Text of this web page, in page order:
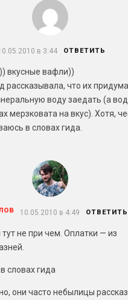
в 3:44 ОТВЕТИТЬ
вкусные вафли))
рассказывала, что их
воду заедать (а
мерзковата на вкус). Хотя,
в словах гида.
10.05.2010 в 4:49 ОТВЕТИТЬ
не при чем. Оплатки — из
словах гида
они часто небылицы